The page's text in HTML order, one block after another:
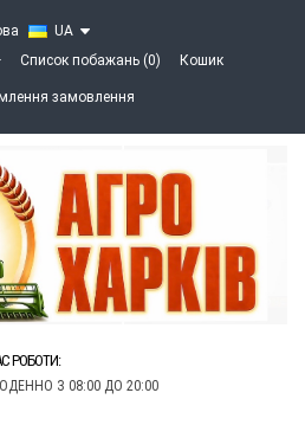
UA
Список побажань (0) Кошик
замовлення
РОБОТИ:
З 08:00 ДО 20:00